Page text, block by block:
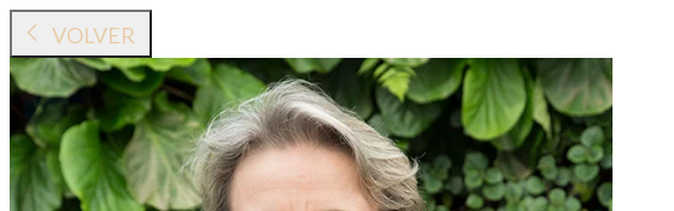
VOLVER